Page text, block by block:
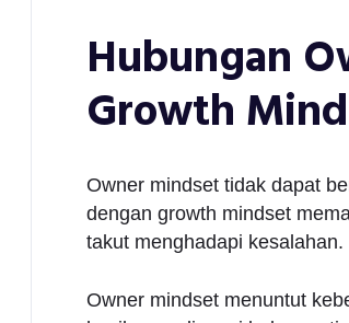
Hubungan
Growth
Owner mindset tidak dapat
dengan growth mindset
takut menghadapi kesalahan.
Owner mindset menuntut